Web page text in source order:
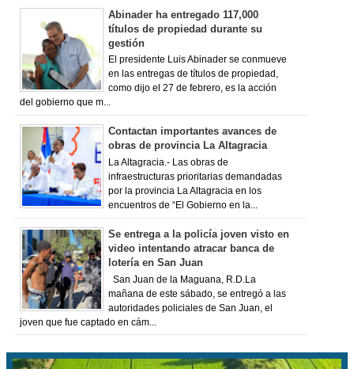
Abinader ha entregado 117,000
títulos de propiedad durante su
gestión
El presidente Luis Abinader se conmueve
en las entregas de títulos de propiedad,
como dijo el 27 de febrero, es la acción
del gobierno que m...
Contactan importantes avances de
obras de provincia La Altagracia
La Altagracia.- Las obras de
infraestructuras prioritarias demandadas
por la provincia La Altagracia en los
encuentros de “El Gobierno en la...
Se entrega a la policía joven visto en
video intentando atracar banca de
lotería en San Juan
San Juan de la Maguana, R.D.La
mañana de este sábado, se entregó a las
autoridades policiales de San Juan, el
joven que fue captado en cám...